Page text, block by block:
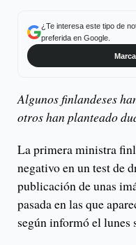
¿Te interesa este tipo de
preferida en Google.
Algunos finlandeses
otros han planteado
La primera ministra
negativo en un test de
publicación de unas
pasada en las que
según informó el lunes